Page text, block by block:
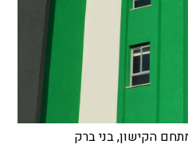
הקישון, בני ברק